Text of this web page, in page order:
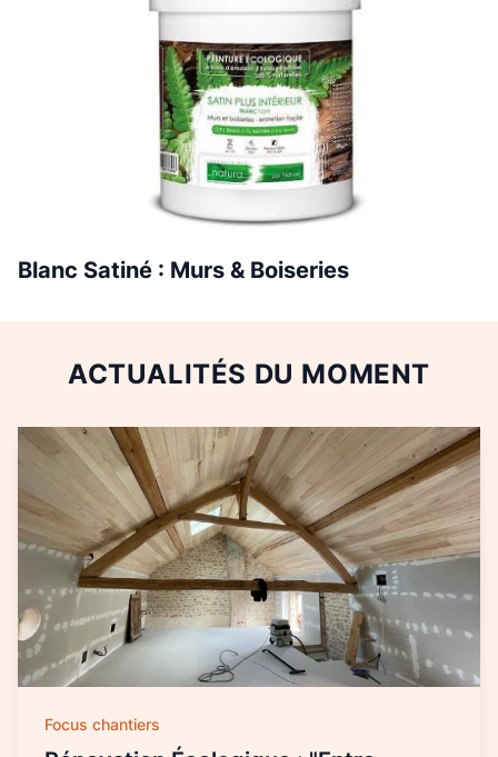
Blanc Satiné : Murs & Boiseries
ACTUALITÉS DU MOMENT
Focus chantiers